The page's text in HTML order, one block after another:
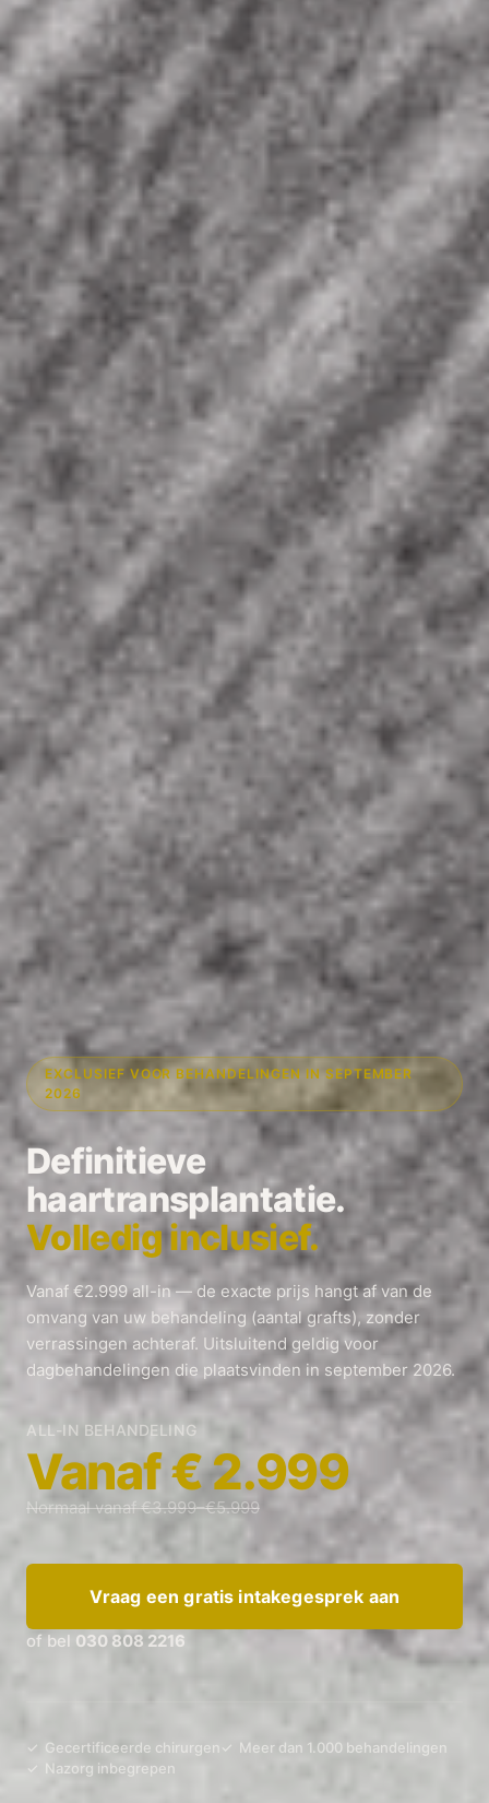
EXCLUSIEF VOOR BEHANDELINGEN IN SEPTEMBER
2026
Definitieve
haartransplantatie.
Volledig inclusief.
Vanaf €2.999 all-in — de exacte prijs hangt af van de
omvang van uw behandeling (aantal grafts), zonder
verrassingen achteraf. Uitsluitend geldig voor
dagbehandelingen die plaatsvinden in september 2026.
ALL-IN BEHANDELING
Vanaf € 2.999
Normaal vanaf €3.999–€5.999
Vraag een gratis intakegesprek aan
of bel 030 808 2216
✓ Gecertificeerde chirurgen✓ Meer dan 1.000 behandelingen
✓ Nazorg inbegrepen